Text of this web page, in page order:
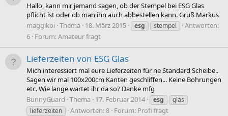
Hallo, kann mir jemand sagen, ob der Stempel bei ESG Glas
pflicht ist oder ob man ihn auch abbestellen kann. Gruß Markus
maggikoi Thema 18. März 2015 esg stempel
Antworten:
6 Forum:Amateur fragt
Lieferzeiten von ESG Glas
Mich interessiert mal eure Lieferzeiten für ne Standard Scheibe..
Sagen wir mal 100x200cm Kanten geschliffen... Keine Bohrungen
etc. Wie lange wartet ihr da so? Danke mfg
BunnyGuard Thema 17. Februar 2014 esg
glas
lieferzeiten
Antworten: 8 Forum: Profi fragt